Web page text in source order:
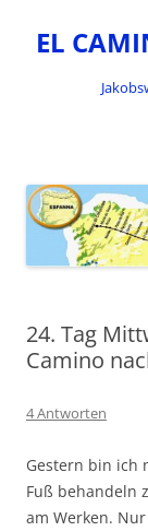
springen
EL
24. Tag
Camino
4 Antworten
Gestern bin ich
Fuß behandeln
am Werken. Nur